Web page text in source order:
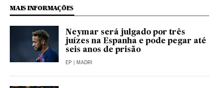
MAIS INFORMAÇÕES
Neymar será julgado por três
juízes na Espanha e pode pegar até
seis anos de prisão
EP | MADRI